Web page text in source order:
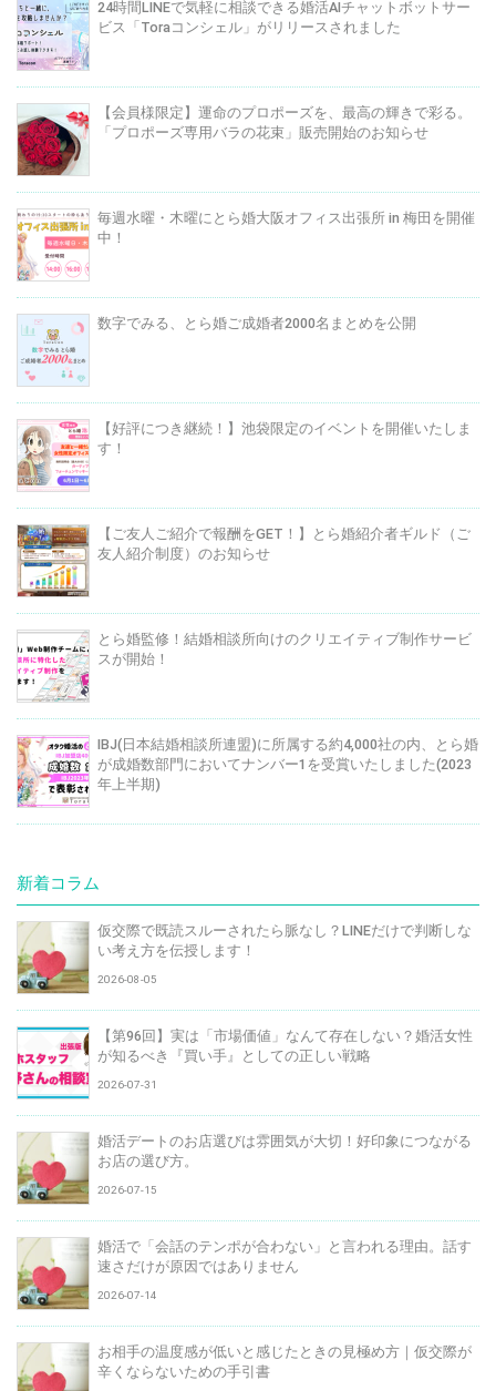
24時間LINEで気軽に相談できる婚活AIチャットボットサー
ビス「Toraコンシェル」がリリースされました
【会員様限定】運命のプロポーズを、最高の輝きで彩る。
「プロポーズ専用バラの花束」販売開始のお知らせ
毎週水曜・木曜にとら婚大阪オフィス出張所 in 梅田を開催
中！
数字でみる、とら婚ご成婚者2000名まとめを公開
【好評につき継続！】池袋限定のイベントを開催いたしま
す！
【ご友人ご紹介で報酬をGET！】とら婚紹介者ギルド（ご
友人紹介制度）のお知らせ
とら婚監修！結婚相談所向けのクリエイティブ制作サービ
スが開始！
IBJ(日本結婚相談所連盟)に所属する約4,000社の内、とら婚
が成婚数部門においてナンバー1を受賞いたしました(2023
年上半期)
新着コラム
仮交際で既読スルーされたら脈なし？LINEだけで判断しな
い考え方を伝授します！
2026-08-05
【第96回】実は「市場価値」なんて存在しない？婚活女性
が知るべき『買い手』としての正しい戦略
2026-07-31
婚活デートのお店選びは雰囲気が大切！好印象につながる
お店の選び方。
2026-07-15
婚活で「会話のテンポが合わない」と言われる理由。話す
速さだけが原因ではありません
2026-07-14
お相手の温度感が低いと感じたときの見極め方｜仮交際が
辛くならないための手引書